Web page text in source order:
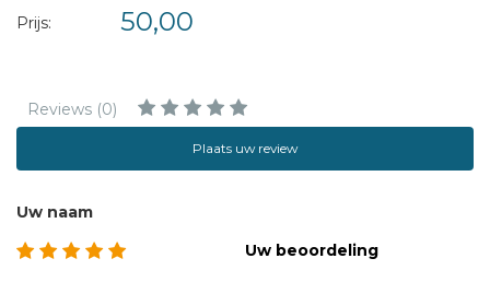
Prijs: 50,00
Reviews (0)
Plaats uw review
Uw naam
Uw beoordeling